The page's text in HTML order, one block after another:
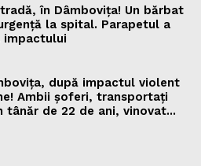
în Dâmbovița! Un bărbat
la spital. Parapetul a
după impactul violent
Ambii șoferi, transportați
tânăr de 22 de ani, vinovat...